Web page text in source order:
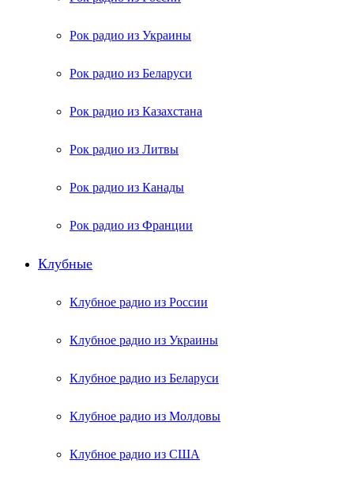
Рок радио из Украины
Рок радио из Беларуси
Рок радио из Казахстана
Рок радио из Литвы
Рок радио из Канады
Рок радио из Франции
Клубные
Клубное радио из России
Клубное радио из Украины
Клубное радио из Беларуси
Клубное радио из Молдовы
Клубное радио из США